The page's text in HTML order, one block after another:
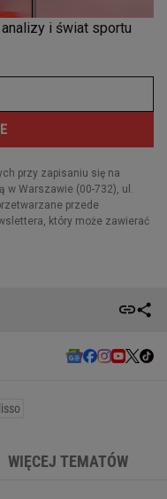
WIĘCEJ TEMATÓW